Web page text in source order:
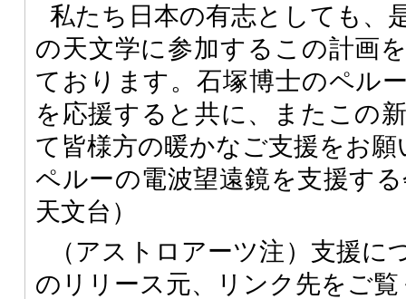
私たち日本の有志としても、
の天文学に参加するこの計画
ております。石塚博士のペル
を応援すると共に、またこの
て皆様方の暖かなご支援をお
ペルーの電波望遠鏡を支援す
天文台）
（アストロアーツ注）支援に
のリリース元、リンク先をご